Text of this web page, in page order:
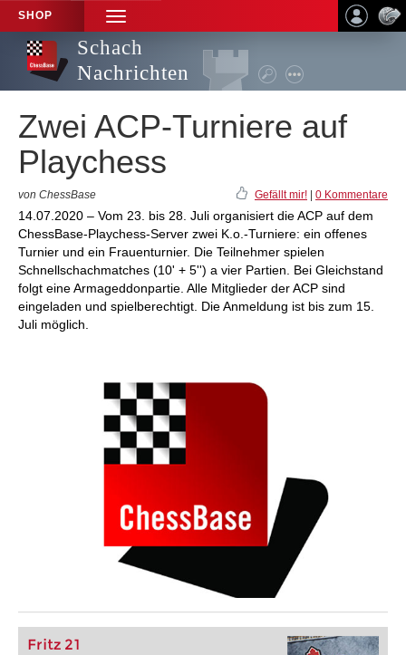
SHOP
TOGGLE
NAVIGATION
Schach
Nachrichten
Zwei ACP-Turniere auf
Playchess
von ChessBase Gefällt mir! 0 Kommentare
14.07.2020 – Vom 23. bis 28. Juli organisiert die ACP auf dem
ChessBase-Playchess-Server zwei K.o.-Turniere: ein offenes
Turnier und ein Frauenturnier. Die Teilnehmer spielen
Schnellschachmatches (10' + 5'') a vier Partien. Bei Gleichstand
folgt eine Armageddonpartie. Alle Mitglieder der ACP sind
eingeladen und spielberechtigt. Die Anmeldung ist bis zum 15.
Juli möglich.
Fritz 21